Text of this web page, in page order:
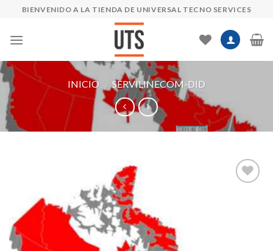
content
BIENVENIDO A LA TIENDA DE UNIVERSAL TECNO SERVICES
INICIO / SERVILINECOM-DID